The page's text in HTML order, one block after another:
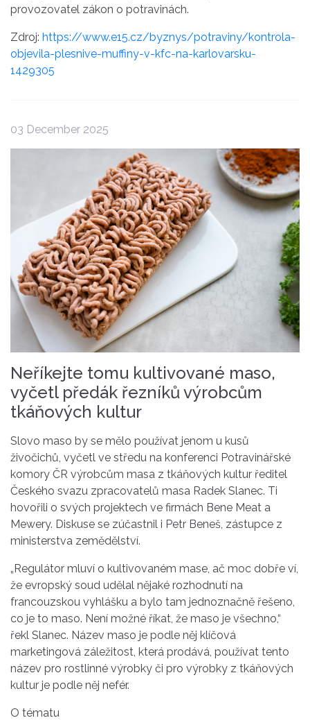
provozovatel zákon o potravinách.
Zdroj: https://www.e15.cz/byznys/potraviny/kontrola-
objevila-plesnive-muffiny-v-kfc-na-karlovarsku-
1429305
03 December 2025
Neříkejte tomu kultivované maso,
vyčetl předák řezníků výrobcům
tkáňových kultur
Slovo maso by se mělo používat jenom u kusů
živočichů, vyčetl ve středu na konferenci Potravinářské
komory ČR výrobcům masa z tkáňových kultur ředitel
Českého svazu zpracovatelů masa Radek Slanec. Ti
hovořili o svých projektech ve firmách Bene Meat a
Mewery. Diskuse se zúčastnil i Petr Beneš, zástupce z
ministerstva zemědělství.
„Regulátor mluví o kultivovaném mase, ač moc dobře ví,
že evropský soud udělal nějaké rozhodnutí na
francouzskou vyhlášku a bylo tam jednoznačně řešeno,
co je to maso. Není možné říkat, že maso je všechno,“
řekl Slanec. Název maso je podle něj klíčová
marketingová záležitost, která prodává, používat tento
název pro rostlinné výrobky či pro výrobky z tkáňových
kultur je podle něj nefér.
O tématu